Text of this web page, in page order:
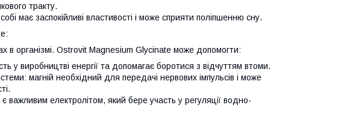
тракту.
має заспокійливі властивості і може сприяти поліпшенню сну.
в організмі. Ostrovit Magnesium Glycinate може допомогти:
у виробництві енергії та допомагає боротися з відчуттям втоми.
магній необхідний для передачі нервових імпульсів і може
важливим електролітом, який бере участь у регуляції водно-